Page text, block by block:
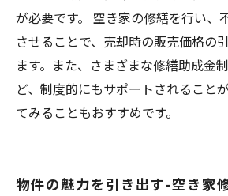
が必要です。 空き家の修繕を行い、
させることで、売却時の販売価格の
ます。また、さまざまな修繕助成金
ど、制度的にもサポートされること
てみることもおすすめです。
物件の魅力を引き出す-空き家